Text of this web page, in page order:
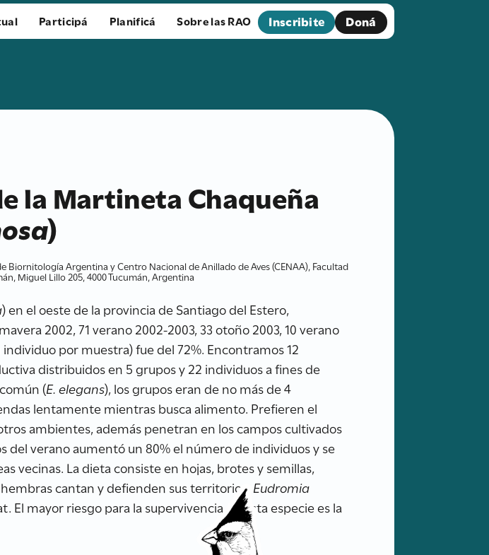
Participá Planificá Sobre las RAO Inscribite Doná
la Martineta Chaqueña
)
Biornitología Argentina y Centro Nacional de Anillado de Aves (CENAA), Facultad
Miguel Lillo 205, 4000 Tucumán, Argentina
) en el oeste de la provincia de Santiago del Estero,
2002, 71 verano 2002-2003, 33 otoño 2003, 10 verano
por muestra) fue del 72%. Encontramos 12
distribuidos en 5 grupos y 22 individuos a fines de
(E. elegans), los grupos eran de no más de 4
lentamente mientras busca alimento. Prefieren el
ambientes, además penetran en los campos cultivados
del verano aumentó un 80% el número de individuos y se
vecinas. La dieta consiste en hojas, brotes y semillas,
cantan y defienden sus territorios. Eudromia
El mayor riesgo para la supervivencia de esta especie es la